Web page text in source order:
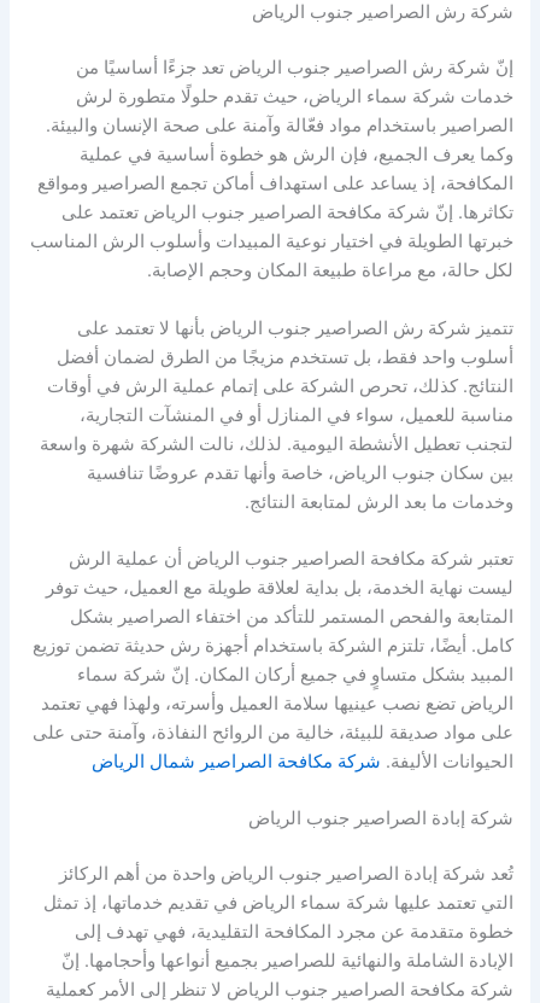
شركة رش الصراصير جنوب الرياض
إنّ شركة رش الصراصير جنوب الرياض تعد جزءًا أساسيًا من
خدمات شركة سماء الرياض، حيث تقدم حلولًا متطورة لرش
الصراصير باستخدام مواد فعّالة وآمنة على صحة الإنسان والبيئة.
وكما يعرف الجميع، فإن الرش هو خطوة أساسية في عملية
المكافحة، إذ يساعد على استهداف أماكن تجمع الصراصير ومواقع
تكاثرها. إنّ شركة مكافحة الصراصير جنوب الرياض تعتمد على
خبرتها الطويلة في اختيار نوعية المبيدات وأسلوب الرش المناسب
لكل حالة، مع مراعاة طبيعة المكان وحجم الإصابة.
تتميز شركة رش الصراصير جنوب الرياض بأنها لا تعتمد على
أسلوب واحد فقط، بل تستخدم مزيجًا من الطرق لضمان أفضل
النتائج. كذلك، تحرص الشركة على إتمام عملية الرش في أوقات
مناسبة للعميل، سواء في المنازل أو في المنشآت التجارية،
لتجنب تعطيل الأنشطة اليومية. لذلك، نالت الشركة شهرة واسعة
بين سكان جنوب الرياض، خاصة وأنها تقدم عروضًا تنافسية
وخدمات ما بعد الرش لمتابعة النتائج.
تعتبر شركة مكافحة الصراصير جنوب الرياض أن عملية الرش
ليست نهاية الخدمة، بل بداية لعلاقة طويلة مع العميل، حيث توفر
المتابعة والفحص المستمر للتأكد من اختفاء الصراصير بشكل
كامل. أيضًا، تلتزم الشركة باستخدام أجهزة رش حديثة تضمن توزيع
المبيد بشكل متساوٍ في جميع أركان المكان. إنّ شركة سماء
الرياض تضع نصب عينيها سلامة العميل وأسرته، ولهذا فهي تعتمد
على مواد صديقة للبيئة، خالية من الروائح النفاذة، وآمنة حتى على
الحيوانات الأليفة. شركة مكافحة الصراصير شمال الرياض
شركة إبادة الصراصير جنوب الرياض
تُعد شركة إبادة الصراصير جنوب الرياض واحدة من أهم الركائز
التي تعتمد عليها شركة سماء الرياض في تقديم خدماتها، إذ تمثل
خطوة متقدمة عن مجرد المكافحة التقليدية، فهي تهدف إلى
الإبادة الشاملة والنهائية للصراصير بجميع أنواعها وأحجامها. إنّ
شركة مكافحة الصراصير جنوب الرياض لا تنظر إلى الأمر كعملية